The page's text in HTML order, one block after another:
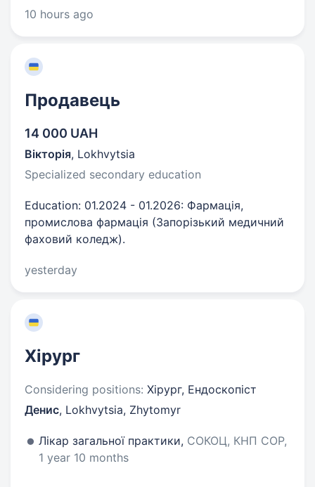
10 hours ago
Продавець
14 000 UAH
Вікторія, Lokhvytsia
Specialized secondary education
Education: 01.2024 - 01.2026: Фармація,
промислова фармація (Запорізький медичний
фаховий коледж).
yesterday
Хірург
Considering positions: Хірург, Ендоскопіст
Денис, Lokhvytsia, Zhytomyr
Лікар загальної практики, СОКОЦ, КНП СОР,
1 year 10 months